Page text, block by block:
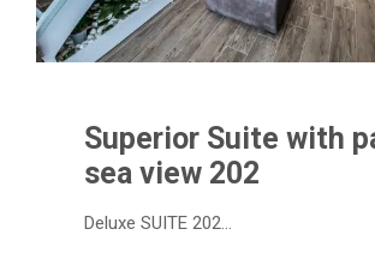
Superior Suite with
sea view 202
Deluxe SUITE 202…